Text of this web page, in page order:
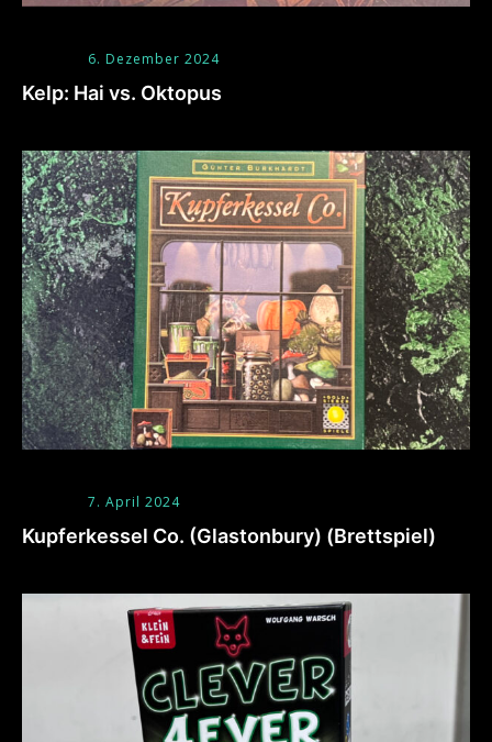
6. Dezember 2024
Kelp: Hai vs. Oktopus
7. April 2024
Kupferkessel Co. (Glastonbury) (Brettspiel)